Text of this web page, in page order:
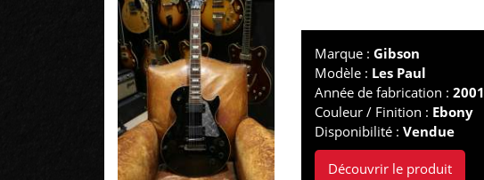
Marque :Gibson
Modèle : Les Paul
Année de fabrication :2001
Couleur / Finition : Ebony
Disponibilité :Vendue
Découvrir le produit